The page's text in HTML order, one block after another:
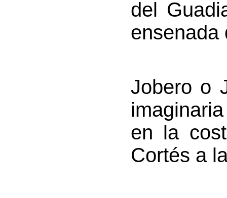
del
ensenada
Jobero o
en la
Cortés a